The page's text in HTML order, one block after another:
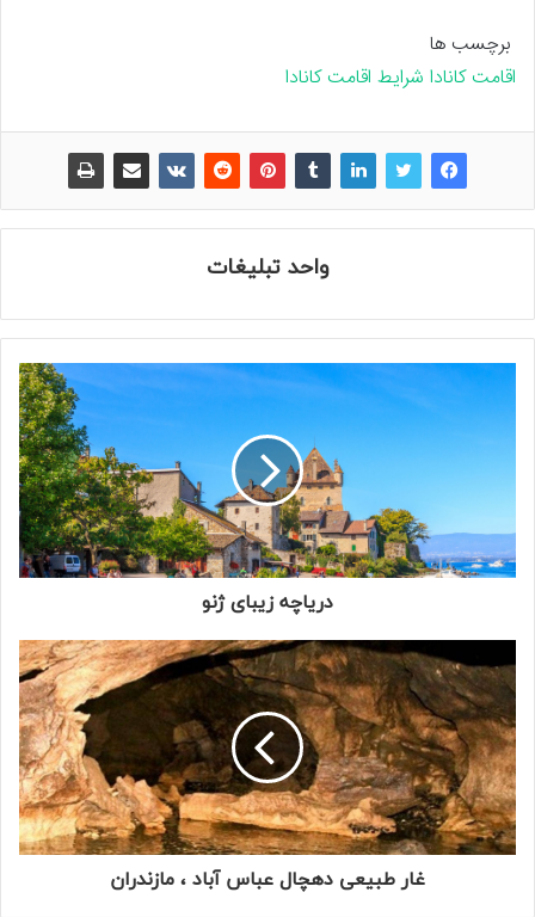
برچسب ها
اقامت کانادا شرایط اقامت کانادا
واحد تبلیغات
دریاچه زیبای ژنو
غار طبیعی دهچال عباس آباد ، مازندران